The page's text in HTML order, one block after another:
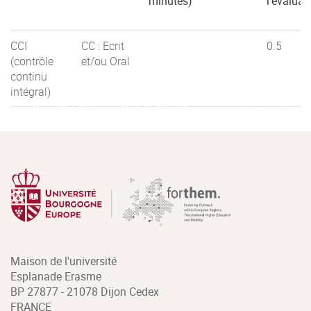
CCI
(contrôle
continu
intégral)
CC : Ecrit
et/ou Oral
0.5
Maison de l'université
Esplanade Erasme
BP 27877 - 21078 Dijon Cedex
FRANCE